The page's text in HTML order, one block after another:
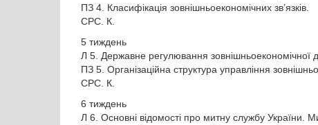
ПЗ 4. Класифікація зовнішньоекономічних зв’язків.
СРС. К.
5 тиждень
Л 5. Державне регулювання зовнішньоекономічної
ПЗ 5. Організаційна структура управління
СРС. К.
6 тиждень
Л 6. Основні відомості про митну службу України.